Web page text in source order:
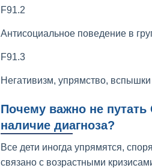
F91.2
Антисоциальное поведение в
F91.3
Негативизм, упрямство,
Почему важно не
наличие диагноза?
Все дети иногда упрямятся,
связано с возрастными